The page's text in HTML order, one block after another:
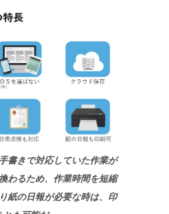
書きで対応していた作業が
わるため、作業時間を短縮
紙の日報が必要な時は、印